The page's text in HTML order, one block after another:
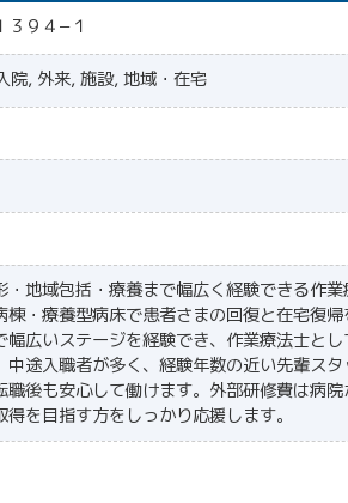
３９４−１
院, 外来, 施設, 地域・在宅
・地域包括・療養まで幅広く経験できる作
棟・療養型病床で患者さまの回復と在宅復帰
幅広いステージを経験でき、作業療法士とし
途入職者が多く、経験年数の近い先輩ス
職後も安心して働けます。外部研修費は病
を目指す方をしっかり応援します。